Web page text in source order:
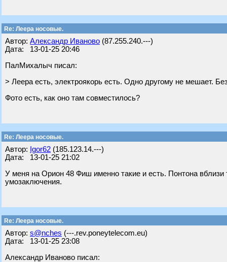
Re: Леера носовые.
Автор: Александр Иваново (87.255.240.---)
Дата: 13-01-25 20:46
ПалМихалыч писал:
> Леера есть, электроякорь есть. Одно другому не мешает.
Фото есть, как оно там совместилось?
Re: Леера носовые.
Автор: Igor62 (185.123.14.---)
Дата: 13-01-25 21:02
У меня на Орион 48 Фиш именно такие и есть. Понтона вблизи
умозаключения.
Re: Леера носовые.
Автор: s@nches (---.rev.poneytelecom.eu)
Дата: 13-01-25 23:08
Александр Иваново писал: